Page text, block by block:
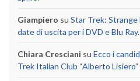
Giampiero su Star Trek:
date di uscita per i DVD e Blu Ray.
Chiara Cresciani su Ecco i
Trek Italian Club “Alberto Lisiero”